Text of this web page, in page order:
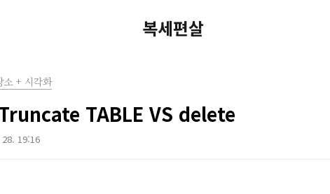
복세편살
소 + 시각화
TABLE VS delete
19:16